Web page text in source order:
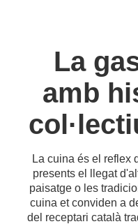
La
amb
La cuina és el reflex
presents el llegat
paisatge o les
cuina et conviden a
del receptari català